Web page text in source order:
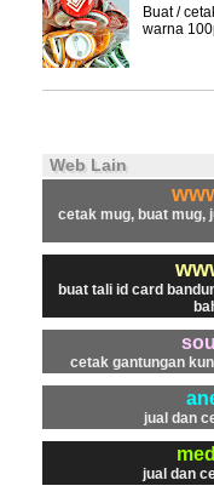
Buat /
warna
Web Lain
cetak mug, buat mug,
buat tali id card
cetak gantungan
jual dan
jual dan